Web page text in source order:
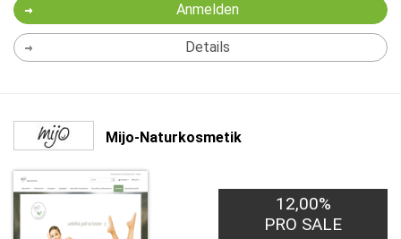
Anmelden
Details
Mijo-Naturkosmetik
12,00%
PRO SALE